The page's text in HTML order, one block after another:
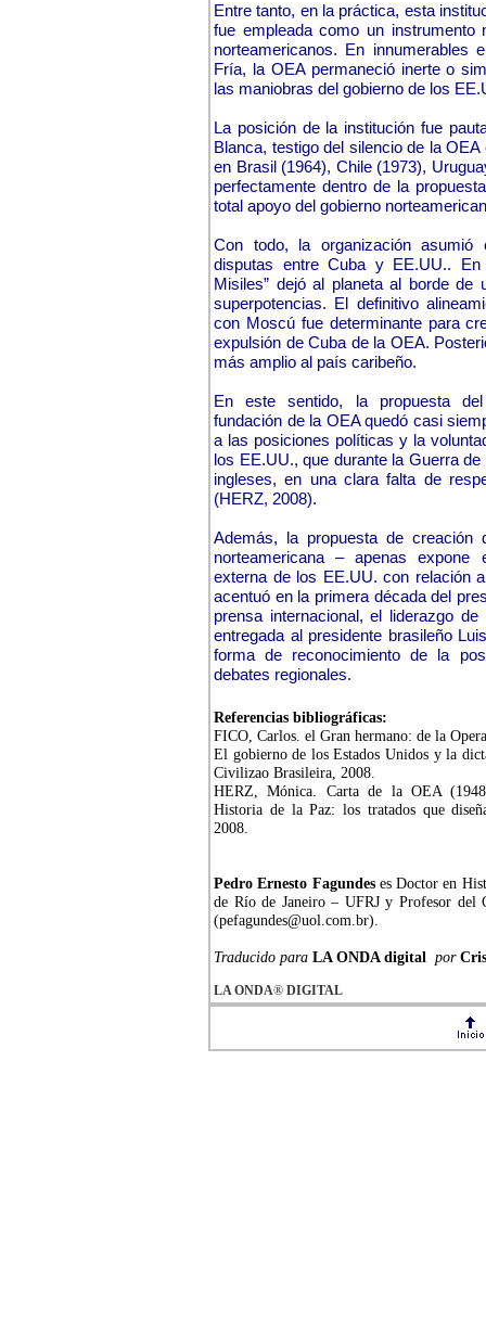
Entre tanto, en la práctica, esta
fue empleada como un
norteamericanos. En
Fría, la OEA permaneció inerte o
las maniobras del gobierno de los
La posición de la institución fue
Blanca, testigo del silencio de la
en Brasil (1964), Chile (1973),
perfectamente dentro de la
total apoyo del gobierno
Con todo, la organización
disputas entre Cuba y EE.UU..
Misiles” dejó al planeta al borde
superpotencias. El definitivo
con Moscú fue determinante para
expulsión de Cuba de la OEA.
más amplio al país caribeño.
En este sentido, la propuesta
fundación de la OEA quedó casi
a las posiciones políticas y la
los EE.UU., que durante la Guerra
ingleses, en una clara falta de
(HERZ, 2008).
Además, la propuesta de
norteamericana – apenas
externa de los EE.UU. con relación
acentuó en la primera década del
prensa internacional, el liderazgo
entregada al presidente brasileño
forma de reconocimiento de la
debates regionales.
Referencias bibliográficas:
FICO, Carlos. el Gran hermano: de la
El gobierno de los Estados Unidos y la
Civilizao Brasileira, 2008.
HERZ, Mónica. Carta de la OEA
Historia de la Paz: los tratados que
2008.
Pedro Ernesto Fagundeses Doctor en
de Río de Janeiro – UFRJ y Profesor del
(pefagundes@uol.com.br).
Traducido para LA ONDA digital por
LA ONDA® DIGITAL